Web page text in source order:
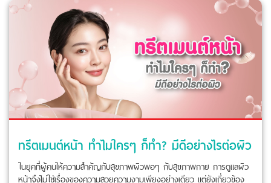
ทรีตเมนต์หน้า ทำไมใครๆ ก็ทำ? มีดีอย่างไรต่อผิว
ในยุคที่ผู้คนให้ความสำคัญกับสุขภาพผิวพอๆ กับสุขภาพกาย การดูแลผิว
หน้าจึงไม่ใช่เรื่องของความสวยความงามเพียงอย่างเดียว แต่ยังเกี่ยวข้อง